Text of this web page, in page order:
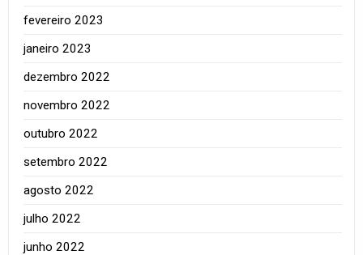
fevereiro 2023
janeiro 2023
dezembro 2022
novembro 2022
outubro 2022
setembro 2022
agosto 2022
julho 2022
junho 2022